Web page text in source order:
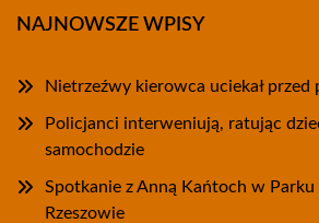
NAJNOWSZE WPISY
Nietrzeźwy kierowca uciekał przed
Policjanci interweniują, ratując
samochodzie
Spotkanie z Anną Kańtoch w
Rzeszowie